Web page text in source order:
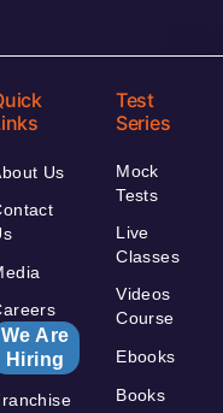
Us
We Are
Hiring
Test
Series
Mock
Tests
Live
Classes
Videos
Course
Ebooks
Books